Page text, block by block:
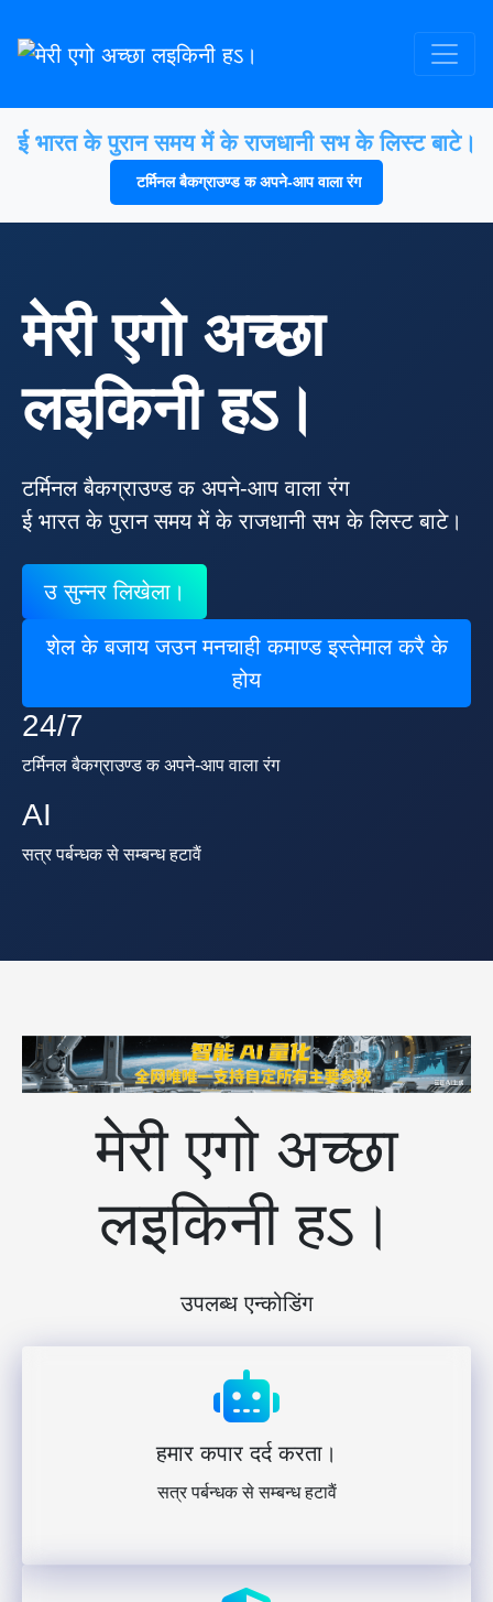
ई भारत के पुरान समय में के राजधानी सभ के लिस्ट बाटे।
टर्मिनल बैकग्राउण्ड क अपने-आप वाला रंग
मेरी एगो अच्छा
लइकिनी हऽ।
टर्मिनल बैकग्राउण्ड क अपने-आप वाला रंग
ई भारत के पुरान समय में के राजधानी सभ के लिस्ट बाटे।
उ सुन्नर लिखेला।
शेल के बजाय जउन मनचाही कमाण्ड इस्तेमाल करै के
होय
24/7
टर्मिनल बैकग्राउण्ड क अपने-आप वाला रंग
AI
सत्र पर्बन्धक से सम्बन्ध हटावैं
मेरी एगो अच्छा
लइकिनी हऽ।
उपलब्ध एन्कोडिंग
हमार कपार दर्द करता।
सत्र पर्बन्धक से सम्बन्ध हटावैं